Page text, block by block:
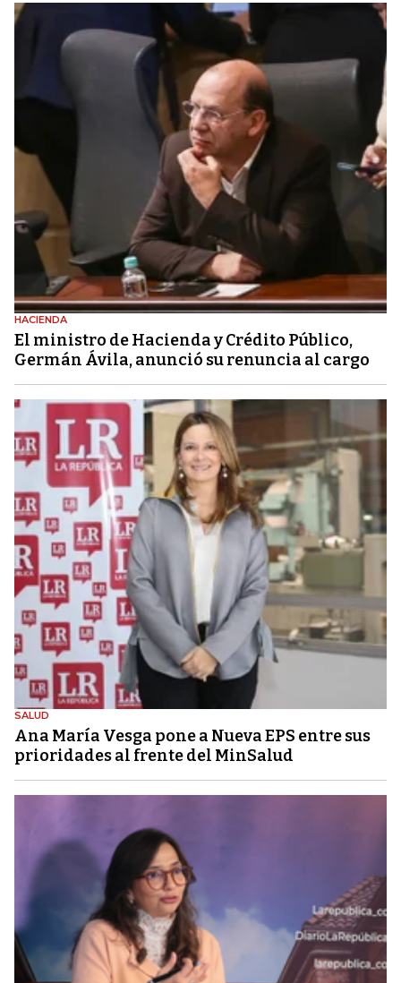
HACIENDA
El ministro de Hacienda y Crédito Público,
Germán Ávila, anunció su renuncia al cargo
SALUD
Ana María Vesga pone a Nueva EPS entre sus
prioridades al frente del MinSalud